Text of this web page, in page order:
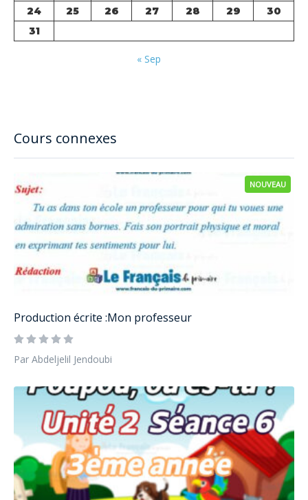
Cours connexes
NOUVEAU
Production écrite :Mon professeur
Par Abdeljelil Jendoubi
24
25 26 27 28 29
30
31
« Sep